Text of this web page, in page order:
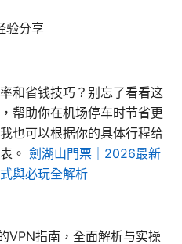
验分享
和省钱技巧？别忘了看看这
帮助你在机场停车时节省更
也可以根据你的具体行程给
。 劍湖山門票｜2026最新
與必玩全解析
VPN指南，全面解析与实操